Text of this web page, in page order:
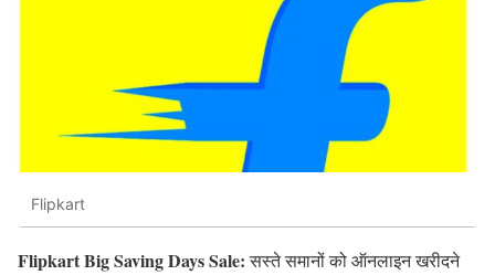
Flipkart
Flipkart Big Saving Days Sale:सस्ते समानों को ऑनलाइन खरीदने